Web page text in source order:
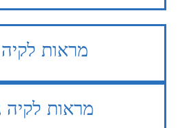
מראות לקיה
מראות לקיה